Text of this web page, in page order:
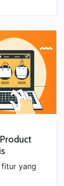
fitur yang